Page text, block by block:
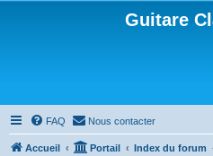
Guitare
FAQ Nous contacter
Accueil Portail Index du forum